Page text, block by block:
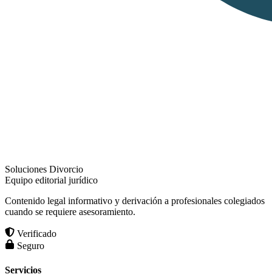
Soluciones Divorcio
Equipo editorial jurídico
Contenido legal informativo y derivación a profesionales colegiados
cuando se requiere asesoramiento.
Verificado
Seguro
Servicios